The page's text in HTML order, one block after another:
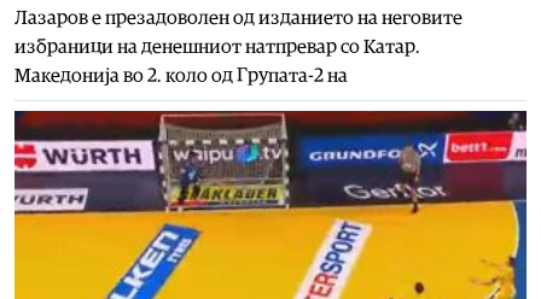
Лазаров е презадоволен од изданието на неговите
избраници на денешниот натпревар со Катар.
Македонија во 2. коло од Групата-2 на